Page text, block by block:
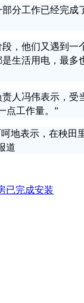
工作已经完成
他们又遇到一
生活用电，最
冯伟表示，受
点工作量。”
表示，在秧田
道
已完成安装